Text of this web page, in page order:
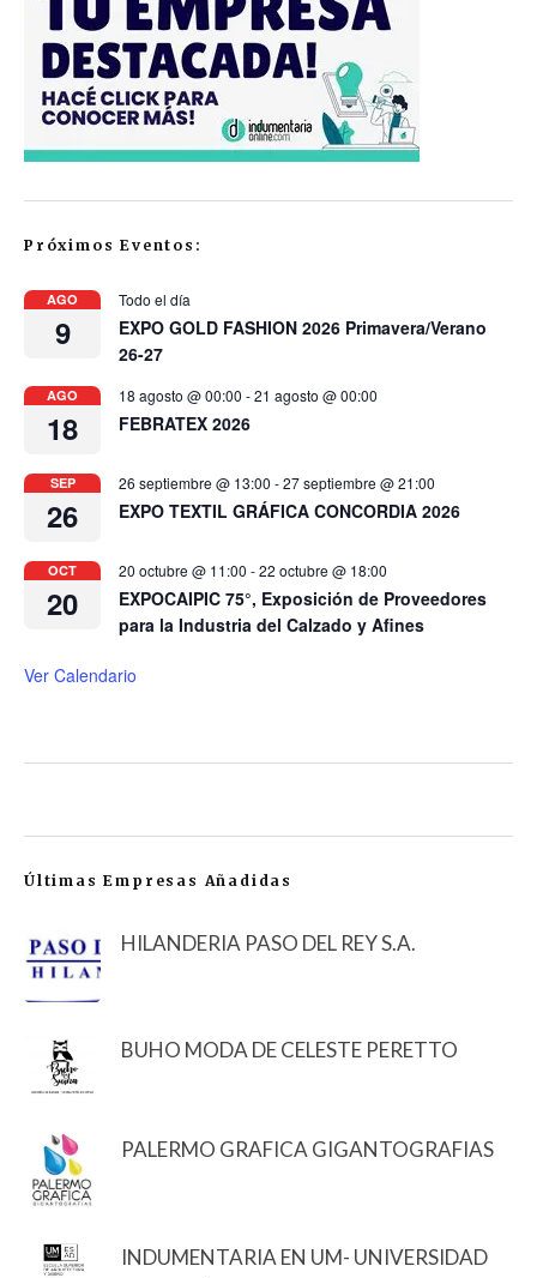
Próximos Eventos:
AGO
9
Todo el día
EXPO GOLD FASHION 2026 Primavera/Verano
26-27
AGO
18
18 agosto @ 00:00 -21 agosto @ 00:00
FEBRATEX 2026
SEP
26
26 septiembre @ 13:00 -27 septiembre @ 21:00
EXPO TEXTIL GRÁFICA CONCORDIA 2026
OCT
20
20 octubre @ 11:00 -22 octubre @ 18:00
EXPOCAIPIC 75°, Exposición de Proveedores
para la Industria del Calzado y Afines
Ver Calendario
Últimas Empresas Añadidas
HILANDERIA PASO DEL REY S.A.
BUHO MODA DE CELESTE PERETTO
PALERMO GRAFICA GIGANTOGRAFIAS
INDUMENTARIA EN UM- UNIVERSIDAD